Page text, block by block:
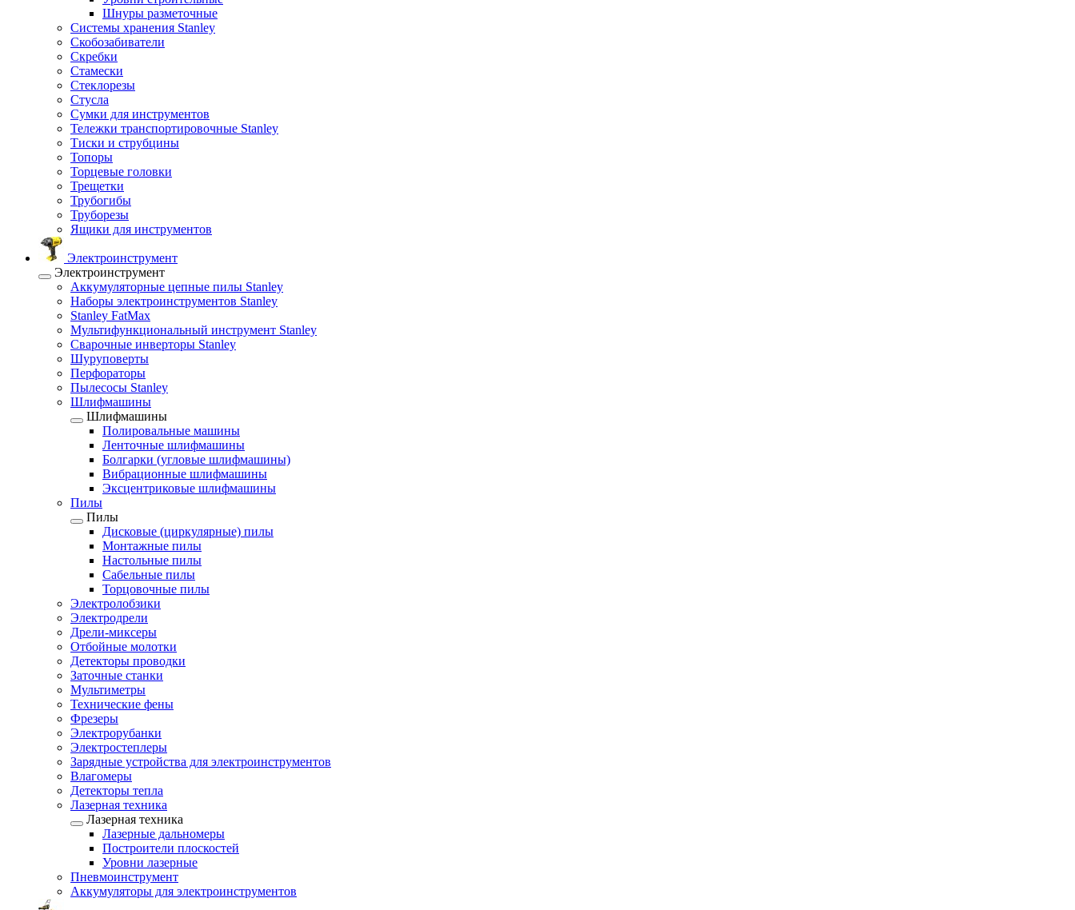
Шнуры разметочные
Системы хранения Stanley
Скобозабиватели
Скребки
Стамески
Стеклорезы
Стусла
Сумки для инструментов
Тележки транспортировочные Stanley
Тиски и струбцины
Топоры
Торцевые головки
Трещетки
Трубогибы
Труборезы
Ящики для инструментов
Электроинструмент
Электроинструмент
Аккумуляторные цепные пилы Stanley
Наборы электроинструментов Stanley
Stanley FatMax
Мультифункциональный инструмент Stanley
Сварочные инверторы Stanley
Шуруповерты
Перфораторы
Пылесосы Stanley
Шлифмашины
Шлифмашины
Полировальные машины
Ленточные шлифмашины
Болгарки (угловые шлифмашины)
Вибрационные шлифмашины
Эксцентриковые шлифмашины
Пилы
Пилы
Дисковые (циркулярные) пилы
Монтажные пилы
Настольные пилы
Сабельные пилы
Торцовочные пилы
Электролобзики
Электродрели
Дрели-миксеры
Отбойные молотки
Детекторы проводки
Заточные станки
Мультиметры
Технические фены
Фрезеры
Электрорубанки
Электростеплеры
Зарядные устройства для электроинструментов
Влагомеры
Детекторы тепла
Лазерная техника
Лазерная техника
Лазерные дальномеры
Построители плоскостей
Уровни лазерные
Пневмоинструмент
Аккумуляторы для электроинструментов